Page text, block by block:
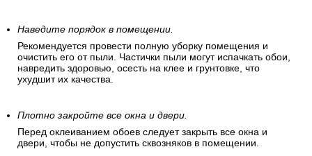
Наведите порядок в помещении.
Рекомендуется провести полную уборку помещения и
очистить его от пыли. Частички пыли могут испачкать обои,
навредить здоровью, осесть на клее и грунтовке, что
ухудшит их качества.
Плотно закройте все окна и двери.
Перед оклеиванием обоев следует закрыть все окна и
двери, чтобы не допустить сквозняков в помещении.